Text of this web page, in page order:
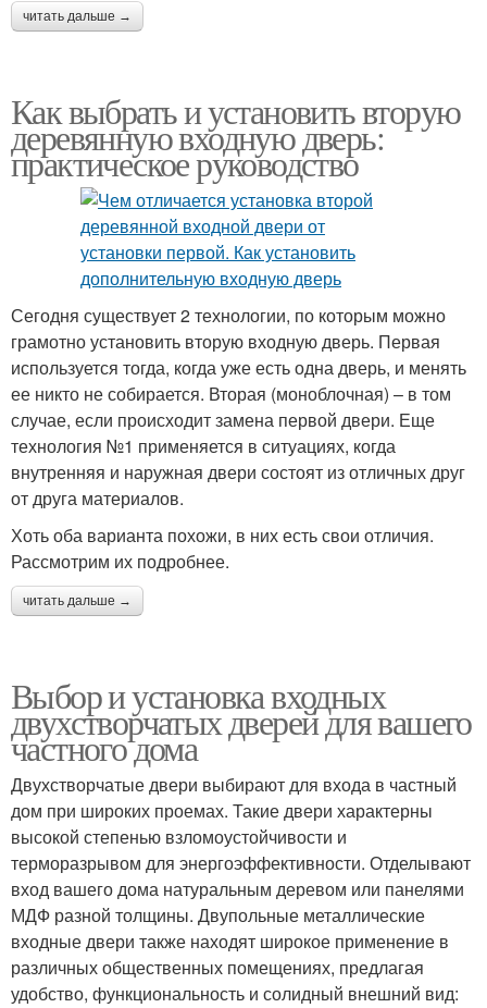
читать дальше →
Как выбрать и установить вторую
деревянную входную дверь:
практическое руководство
Сегодня существует 2 технологии, по которым можно
грамотно установить вторую входную дверь. Первая
используется тогда, когда уже есть одна дверь, и менять
ее никто не собирается. Вторая (моноблочная) – в том
случае, если происходит замена первой двери. Еще
технология №1 применяется в ситуациях, когда
внутренняя и наружная двери состоят из отличных друг
от друга материалов.
Хоть оба варианта похожи, в них есть свои отличия.
Рассмотрим их подробнее.
читать дальше →
Выбор и установка входных
двухстворчатых дверей для вашего
частного дома
Двухстворчатые двери выбирают для входа в частный
дом при широких проемах. Такие двери характерны
высокой степенью взломоустойчивости и
терморазрывом для энергоэффективности. Отделывают
вход вашего дома натуральным деревом или панелями
МДФ разной толщины. Двупольные металлические
входные двери также находят широкое применение в
различных общественных помещениях, предлагая
удобство, функциональность и солидный внешний вид: